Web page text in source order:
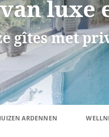
luxe
gîtes met
ARDENNEN